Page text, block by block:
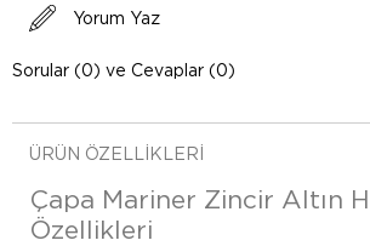
Yorum Yaz
Sorular (0) ve Cevaplar (0)
ÜRÜN ÖZELLIKLERI
Çapa Mariner Zincir Altın
Özellikleri